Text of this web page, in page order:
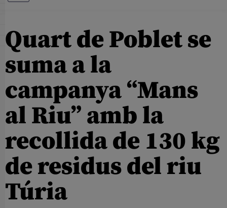
Quart de Poblet se
suma a la
campanya “Mans
al Riu” amb la
recollida de 130 kg
de residus del riu
Túria